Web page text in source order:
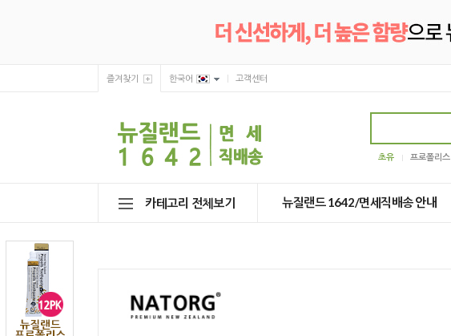
즐겨찾기 한국어 고객센터
초유 프로폴리스
카테고리 전체보기 뉴질랜드 1642/면세직배송 안내